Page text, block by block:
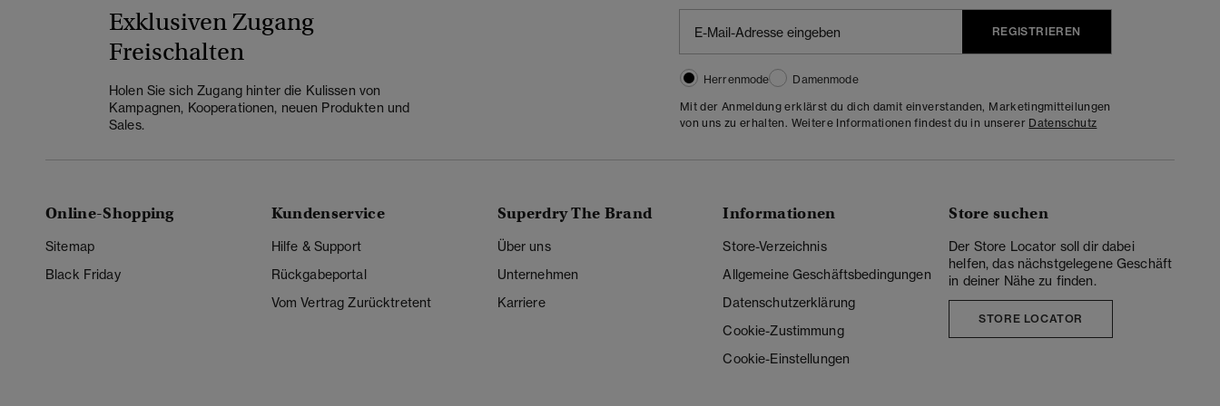
Exklusiven Zugang
Freischalten
Holen Sie sich Zugang hinter die Kulissen von
Kampagnen, Kooperationen, neuen Produkten und
Sales.
REGISTRIEREN
Herrenmode
Damenmode
Mit der Anmeldung erklärst du dich damit einverstanden, Marketingmitteilungen
von uns zu erhalten. Weitere Informationen findest du in unserer Datenschutz
Online-Shopping
Sitemap
Black Friday
Kundenservice
Hilfe & Support
Rückgabeportal
Vom Vertrag Zurücktretent
Superdry The Brand
Über uns
Unternehmen
Karriere
Informationen
Store-Verzeichnis
Allgemeine Geschäftsbedingungen
Datenschutzerklärung
Cookie-Zustimmung
Cookie-Einstellungen
Store suchen
Der Store Locator soll dir dabei
helfen, das nächstgelegene Geschäft
in deiner Nähe zu finden.
STORE LOCATOR